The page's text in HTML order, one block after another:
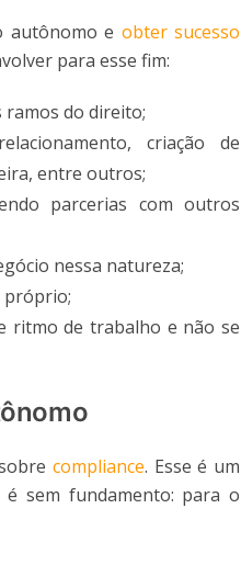
autônomo e obter sucesso
para esse fim:
ramos do direito;
criação de
entre outros;
parcerias com outros
nessa natureza;
próprio;
ritmo de trabalho e não se
compliance. Esse é um
sem fundamento: para o